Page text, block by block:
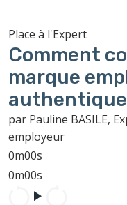
Place à l'Expert
Comment
marque
par Pauline BASILE,
employeur
0m00s
0m00s